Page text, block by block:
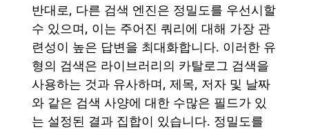
반대로, 다른 검색 엔진은 정밀도를 우선시할
수 있으며, 이는 주어진 쿼리에 대해 가장 관
련성이 높은 답변을 최대화합니다. 이러한 유
형의 검색은 라이브러리의 카탈로그 검색을
사용하는 것과 유사하며, 제목, 저자 및 날짜
와 같은 검색 사양에 대한 수많은 필드가 있
는 설정된 결과 집합이 있습니다. 정밀도를